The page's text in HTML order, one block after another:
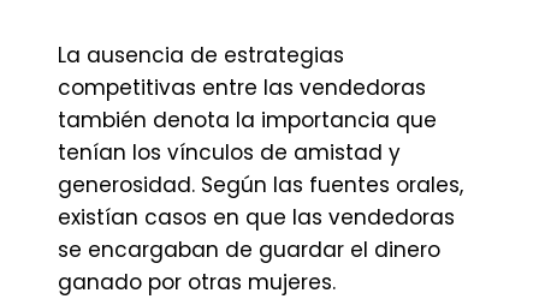
La ausencia de estrategias
competitivas entre las vendedoras
también denota la importancia que
tenían los vínculos de amistad y
generosidad. Según las fuentes orales,
existían casos en que las vendedoras
se encargaban de guardar el dinero
ganado por otras mujeres.